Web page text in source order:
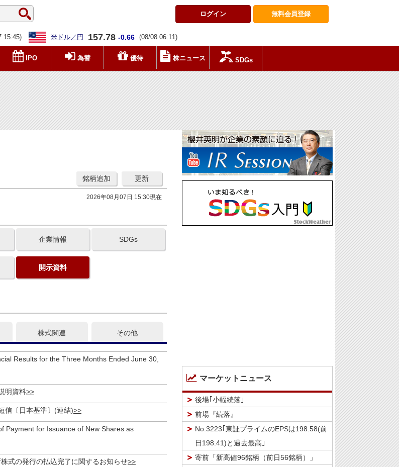
無料会員登録
ログイン
15:45) 米ドル／円 157.78 -0.66 (08/08 06:11)
IPO 為替 優待 株ニュース SDGs
更新
銘柄追加
2026年08月07日 15:30現在
企業情報 SDGs
開示資料
株式関連 その他
Results for the Three Months Ended June 30,
明資料
信〔日本基準〕(連結)
Payment for Issuance of New Shares as
式の発行の払込完了に関するお知らせ
マーケットニュース
後場｢小幅続落｣
前場『続落』
No.3223｢東証プライムのEPSは198.58(前
日198.41)と過去最高｣
寄前「新高値96銘柄（前日56銘柄）」